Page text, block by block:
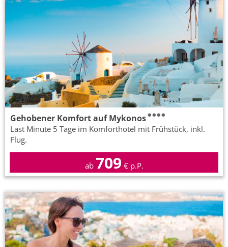
Gehobener Komfort auf Mykonos
Last Minute 5 Tage im Komforthotel mit Frühstück, inkl.
Flug.
ab 709 € p.P.